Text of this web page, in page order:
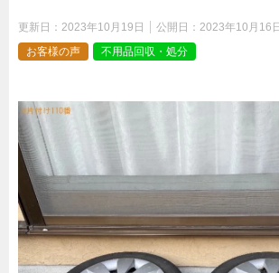
更新日： 2023年10月19日 公開日： 2023年10月16日
お客様の声
不用品回収・処分